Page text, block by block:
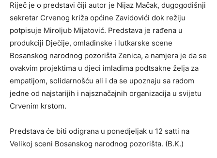
Riječ je o predstavi čiji autor je Nijaz Mačak, dugogodišnji
sekretar Crvenog križa općine Zavidovići dok režiju
potpisuje Miroljub Mijatović. Predstava je rađena u
produkciji Dječije, omladinske i lutkarske scene
Bosanskog narodnog pozorišta Zenica, a namjera je da se
ovakvim projektima u djeci imladima podtsakne želja za
empatijom, solidarnošću ali i da se upoznaju sa radom
jedne od najstarijih i najsznačajnih organizacija u svijetu
Crvenim krstom.
Predstava će biti odigrana u ponedjeljak u 12 satti na
Velikoj sceni Bosanskog narodnog pozorišta. (B.K.)